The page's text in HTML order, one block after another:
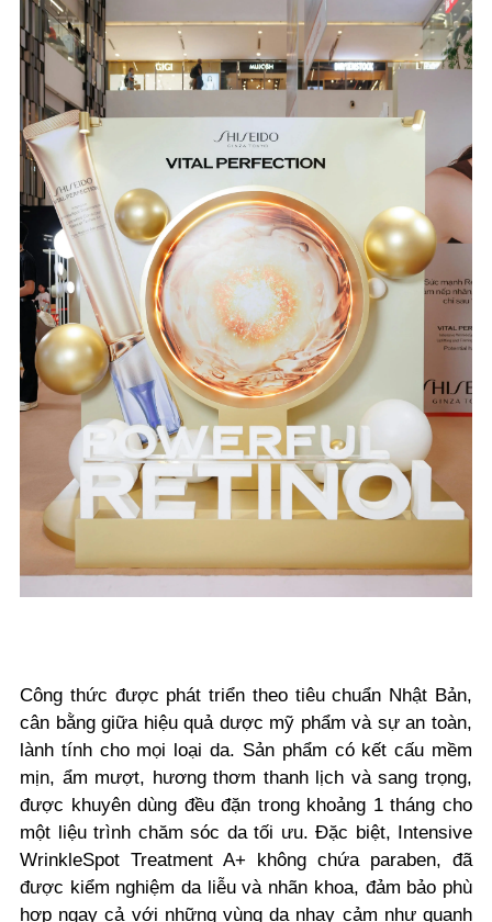
Công thức được phát triển theo tiêu chuẩn Nhật Bản,
cân bằng giữa hiệu quả dược mỹ phẩm và sự an toàn,
lành tính cho mọi loại da. Sản phẩm có kết cấu mềm
mịn, ẩm mượt, hương thơm thanh lịch và sang trọng,
được khuyên dùng đều đặn trong khoảng 1 tháng cho
một liệu trình chăm sóc da tối ưu. Đặc biệt, Intensive
WrinkleSpot Treatment A+ không chứa paraben, đã
được kiểm nghiệm da liễu và nhãn khoa, đảm bảo phù
hợp ngay cả với những vùng da nhạy cảm như quanh